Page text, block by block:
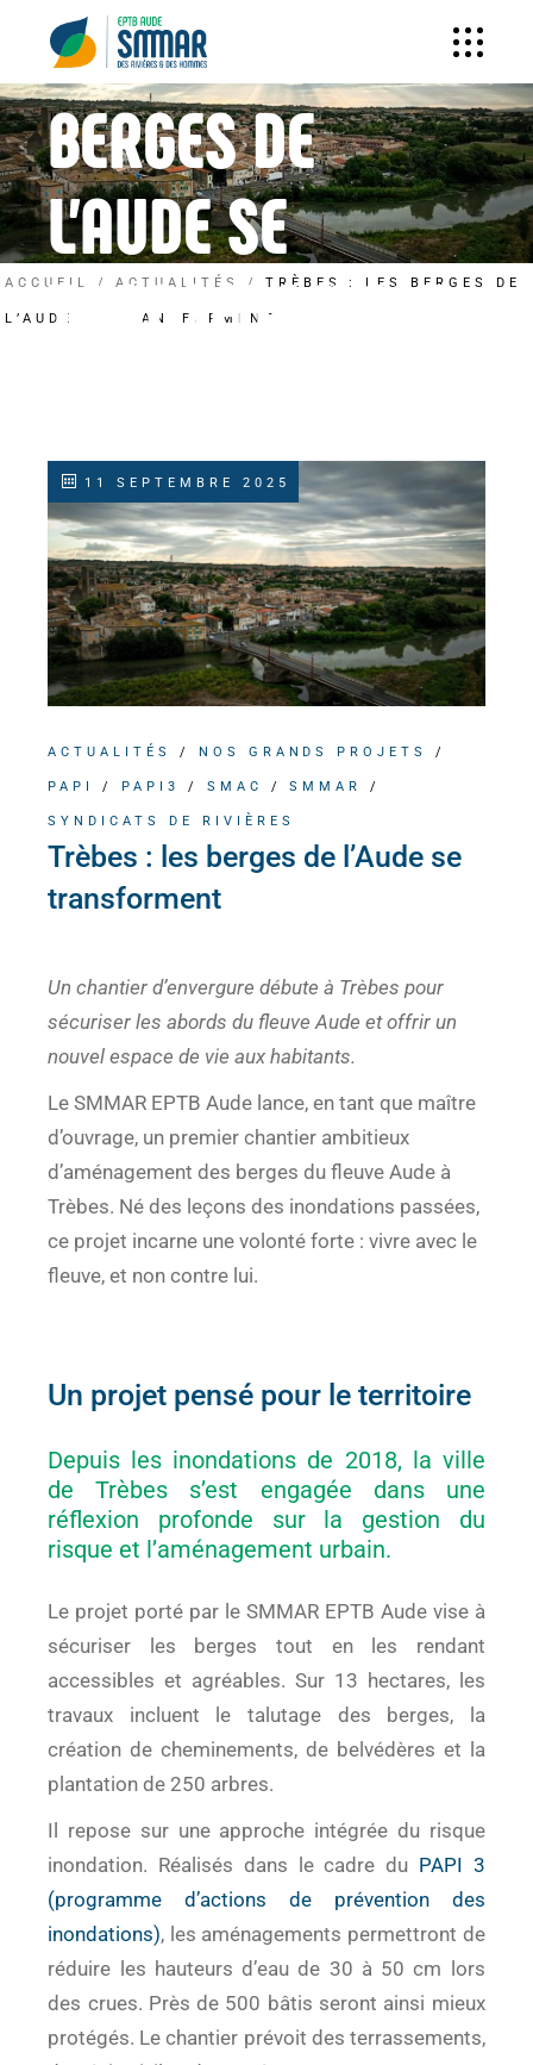
TRÈBES : LES
BERGES DE
L’AUDE SE
TRANSFORMENT
ACCUEIL ACTUALITÉS TRÈBES : LES BERGES DE
L’AUDE SE TRANSFORMENT
11 SEPTEMBRE 2025
ACTUALITÉS / NOS GRANDS PROJETS /
PAPI / PAPI3 / SMAC /SMMAR /
SYNDICATS DE RIVIÈRES
Trèbes : les berges de l’Aude se
transforment
Un chantier d’envergure débute à Trèbes pour
sécuriser les abords du fleuve Aude et offrir un
nouvel espace de vie aux habitants.
Le SMMAR EPTB Aude lance, en tant que maître
d’ouvrage, un premier chantier ambitieux
d’aménagement des berges du fleuve Aude à
Trèbes. Né des leçons des inondations passées,
ce projet incarne une volonté forte : vivre avec le
fleuve, et non contre lui.
Un projet pensé pour le territoire
Depuis les inondations de 2018, la ville
de Trèbes s’est engagée dans une
réflexion profonde sur la gestion du
risque et l’aménagement urbain.
Le projet porté par le SMMAR EPTB Aude vise à
sécuriser les berges tout en les rendant
accessibles et agréables. Sur 13 hectares, les
travaux incluent le talutage des berges, la
création de cheminements, de belvédères et la
plantation de 250 arbres.
Il repose sur une approche intégrée du risque
inondation. Réalisés dans le cadre du PAPI 3
(programme d’actions de prévention des
inondations), les aménagements permettront de
réduire les hauteurs d’eau de 30 à 50 cm lors
des crues. Près de 500 bâtis seront ainsi mieux
protégés. Le chantier prévoit des terrassements,